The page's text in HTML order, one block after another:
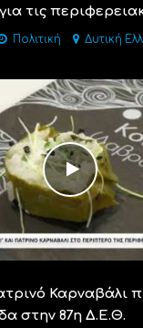
τις
Πολιτική Δυτική
Καρναβάλι
στην 87η Δ.Ε.Θ.